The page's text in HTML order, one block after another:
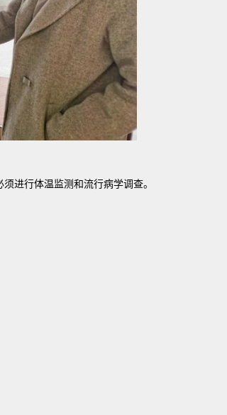
进行体温监测和流行病学调查。